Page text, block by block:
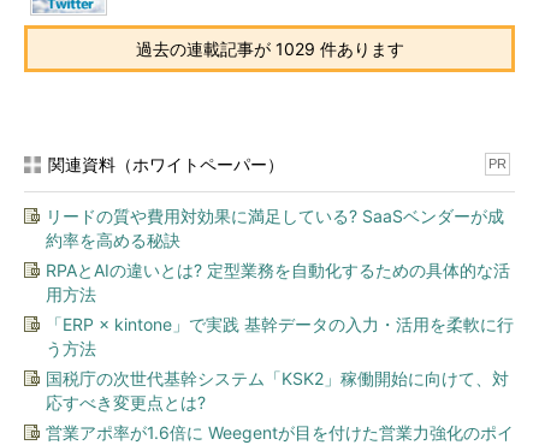
過去の連載記事が 1029 件あります
関連資料（ホワイトペーパー） PR
リードの質や費用対効果に満足している? SaaSベンダーが成
約率を高める秘訣
RPAとAIの違いとは? 定型業務を自動化するための具体的な活
用方法
「ERP × kintone」で実践 基幹データの入力・活用を柔軟に行
う方法
国税庁の次世代基幹システム「KSK2」稼働開始に向けて、対
応すべき変更点とは?
営業アポ率が1.6倍に Weegentが目を付けた営業力強化のポイ